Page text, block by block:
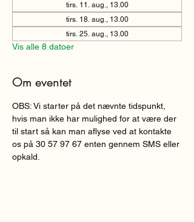
tirs. 11. aug., 13.00
tirs. 18. aug., 13.00
tirs. 25. aug., 13.00
Vis alle 8 datoer
Om eventet
OBS: Vi starter på det nævnte tidspunkt,
hvis man ikke har mulighed for at være der
til start så kan man aflyse ved at kontakte
os på 30 57 97 67 enten gennem SMS eller
opkald.